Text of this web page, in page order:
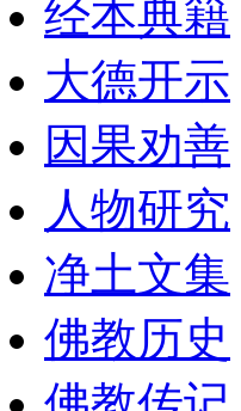
经本典籍
大德开示
因果劝善
人物研究
净土文集
佛教历史